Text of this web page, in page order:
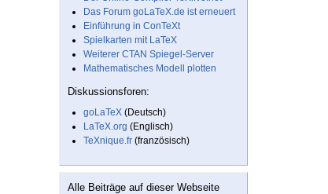
Das Forum goLaTeX.de ist erneuert
Einführung in ConTeXt
Spielkarten mit LaTeX
Weiterer CTAN Spiegel-Server
Mathematisches Modell plotten
Diskussionsforen:
goLaTeX (Deutsch)
LaTeX.org (Englisch)
TeXnique.fr (französisch)
Alle Beiträge auf dieser Webseite